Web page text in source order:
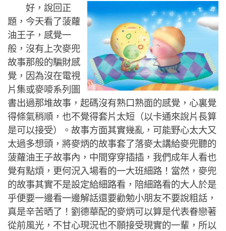
好，說回正
題，今天看了菠蘿
油王子，感覺一
般，沒有上次麥兜
故事那般的騙財感
覺，因為沒在電視
片集或麥嘜系列圖
書出過那堆故事，起碼沒有熟口熟面的感覺，心裏覺
得條氣稍順，也不覺得套片太短（以卡通來說片長算
是可以接受）。故事方面其實幾亂，可能野心太大又
太過多想頭，將麥炳的故事套了落麥太講給麥兜聽的
菠蘿油王子故事內，中間穿穿插插，我們成年人看也
覺有點煩，更何況入場看的一大班細路！當然，麥兜
的故事其實不是設定給細路看，陪細路看的大人於是
乎便要一邊看一邊解話還要勸勉小朋友不要說粗話，
真是辛苦晒了！劉德華配的麥炳可以算是代表眷戀著
從前風光，不甘心現況也不願接受現實的一輩，所以